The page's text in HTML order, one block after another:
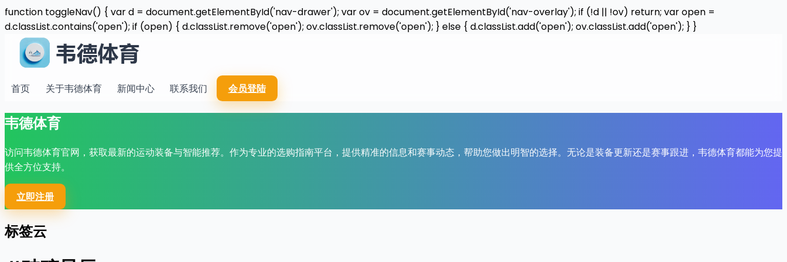
function toggleNav() { var d = document.getElementById('nav-drawer'); var ov = document.getElementById('nav-overlay'); if (!d || !ov) return; var open =
d.classList.contains('open'); if (open) { d.classList.remove('open'); ov.classList.remove('open'); } else { d.classList.add('open'); ov.classList.add('open'); } }
首页 关于韦德体育 新闻中心 联系我们 会员登陆
韦德体育
访问韦德体育官网，获取最新的运动装备与智能推荐。作为专业的选购指南平台，提供精准的信息和赛事动态，帮助您做出明智的选择。无论是装备更新还是赛事跟进，韦德体育都能为您提
供全方位支持。
立即注册
标签云